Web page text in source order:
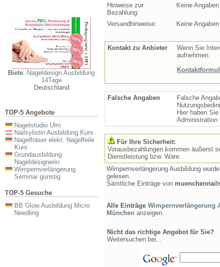
Biete: Nageldesign Ausbildung
14Tage
Deutschland
TOP-5 Angebote
Nagelstudio Ulm
Nailsylistin Ausbildung Kurs
Nagelfräser elekt. Nagelfeile
Kurs
Grundausbildung
Nageldesignerin
Wimpernverlängerung
Seminar günstig
TOP-5 Gesuche
BB Glow Ausbildung Micro
Needling
Hinweise zur
Bezahlung:
Keine Angaben
Versandhinweise: Keine Angaben
Kontakt zu Anbieter
Wenn Sie
aufnehmen:
Falsche Angaben
Falsche
Hier haben
Für Ihre Sicherheit:
Vorausbezahlungen kommen äußerst
Dienstleistung bzw. Ware.
Wimpernverlängerung Ausbildung
gelesen.
Sämtliche Einträge von
Alle Einträge Wimpernverlängerung
München anzeigen.
Nicht das richtige Angebot für Sie?
Weitersuchen bei...